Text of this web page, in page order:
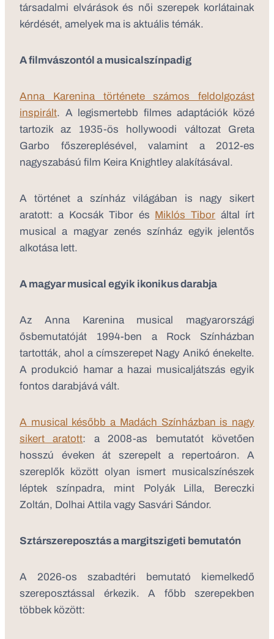
társadalmi elvárások és női szerepek korlátainak
kérdését, amelyek ma is aktuális témák.
A filmvászontól a musicalszínpadig
Anna Karenina története számos feldolgozást
inspirált. A legismertebb filmes adaptációk közé
tartozik az 1935-ös hollywoodi változat Greta
Garbo főszereplésével, valamint a 2012-es
nagyszabású film Keira Knightley alakításával.
A történet a színház világában is nagy sikert
aratott: a Kocsák Tibor és Miklós Tibor által írt
musical a magyar zenés színház egyik jelentős
alkotása lett.
A magyar musical egyik ikonikus darabja
Az Anna Karenina musical magyarországi
ősbemutatóját 1994-ben a Rock Színházban
tartották, ahol a címszerepet Nagy Anikó énekelte.
A produkció hamar a hazai musicaljátszás egyik
fontos darabjává vált.
A musical később a Madách Színházban is nagy
sikert aratott: a 2008-as bemutatót követően
hosszú éveken át szerepelt a repertoáron. A
szereplők között olyan ismert musicalszínészek
léptek színpadra, mint Polyák Lilla, Bereczki
Zoltán, Dolhai Attila vagy Sasvári Sándor.
Sztárszereposztás a margitszigeti bemutatón
A 2026-os szabadtéri bemutató kiemelkedő
szereposztással érkezik. A főbb szerepekben
többek között: